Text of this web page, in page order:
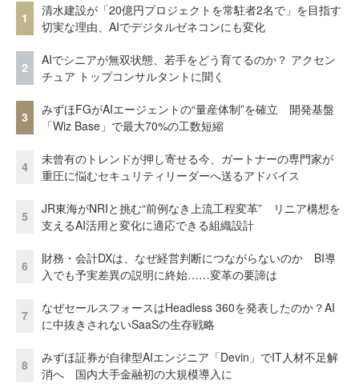
1
清水建設が「20億円プロジェクトを常駐者2名で」を目指す
切実な理由、AIでデジタルゼネコンにも変化
2
AIでシニアが無双状態、若手をどう育てるのか？ アクセン
チュア トップコンサルタントに聞く
3
みずほFGがAIエージェントの“量産体制”を確立 開発基盤
「Wiz Base」で最大70%の工数短縮
4
未曾有のトレンドが押し寄せる今、ガートナーの専門家が
重圧に悩むセキュリティリーダーへ送るアドバイス
5
JR東海がNRIと挑む“前例なき上流工程変革” リニア構想を
支えるAI活用と変化に適応できる組織設計
6
財務・会計DXは、なぜ経営判断につながらないのか BI導
入でも予実差異の説明に終始……変革の要諦は
7
なぜセールスフォースはHeadless 360を発表したのか？AI
に中抜きされないSaaSの生存戦略
8
みずほ証券が自律型AIエンジニア「Devin」でIT人材不足解
消へ 国内大手金融初の大規模導入に